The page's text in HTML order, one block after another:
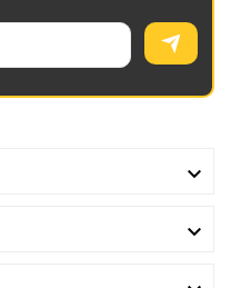

